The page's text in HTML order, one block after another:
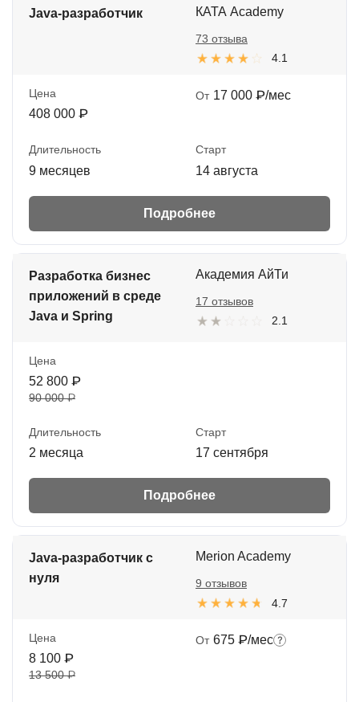
Java-разработчик КАТА Academy
4.1
73 отзыва
Цена
408 000 ₽
От 17 000 ₽/мес
Длительность
9 месяцев
Старт
14 августа
Подробнее
Разработка бизнес
приложений в среде
Java и Spring
Академия АйТи
2.1
17 отзывов
Цена
52 800 ₽
90 000 ₽
Длительность
2 месяца
Старт
17 сентября
Подробнее
Java-разработчик с
нуля
Merion Academy
4.7
9 отзывов
Цена
8 100 ₽
13 500 ₽
От 675 ₽/мес